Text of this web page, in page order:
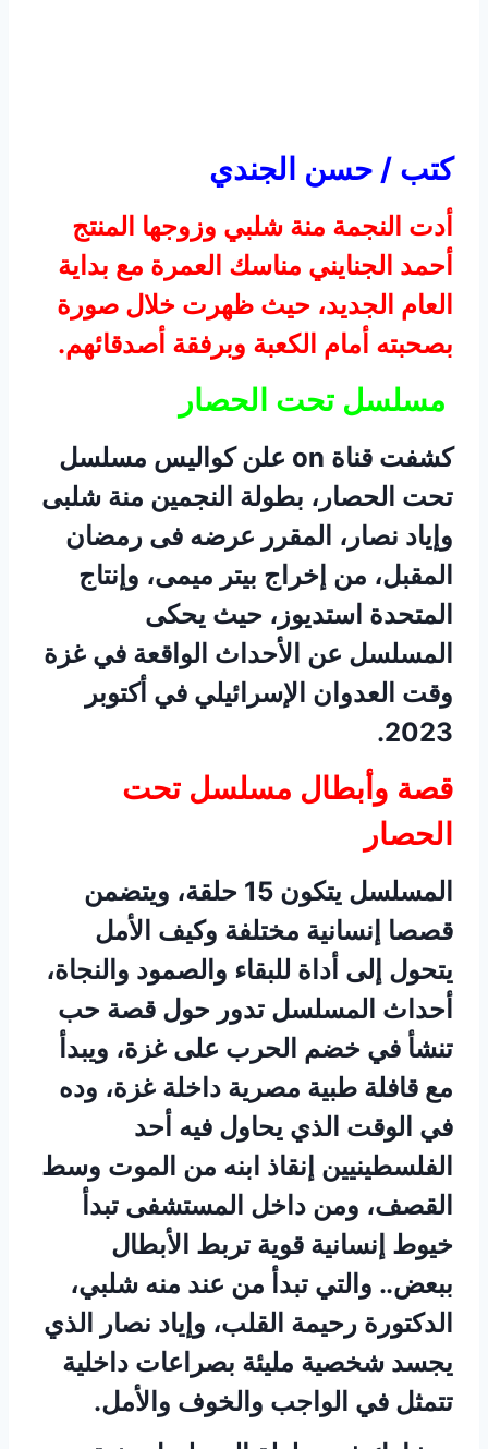
كتب / حسن الجندي
أدت النجمة منة شلبي وزوجها المنتج
أحمد الجنايني مناسك العمرة مع بداية
العام الجديد، حيث ظهرت خلال صورة
بصحبته أمام الكعبة وبرفقة أصدقائهم.
مسلسل تحت الحصار
كشفت قناة on علن كواليس مسلسل
تحت الحصار، بطولة النجمين منة شلبى
وإياد نصار، المقرر عرضه فى رمضان
المقبل، من إخراج بيتر ميمى، وإنتاج
المتحدة استديوز، حيث يحكى
المسلسل عن الأحداث الواقعة في غزة
وقت العدوان الإسرائيلي في أكتوبر
2023.
قصة وأبطال مسلسل تحت
الحصار
المسلسل يتكون 15 حلقة، ويتضمن
قصصا إنسانية مختلفة وكيف الأمل
يتحول إلى أداة للبقاء والصمود والنجاة،
أحداث المسلسل تدور حول قصة حب
تنشأ في خضم الحرب على غزة، ويبدأ
مع قافلة طبية مصرية داخلة غزة، وده
في الوقت الذي يحاول فيه أحد
الفلسطينيين إنقاذ ابنه من الموت وسط
القصف، ومن داخل المستشفى تبدأ
خيوط إنسانية قوية تربط الأبطال
ببعض.. والتي تبدأ من عند منه شلبي،
الدكتورة رحيمة القلب، وإياد نصار الذي
يجسد شخصية مليئة بصراعات داخلية
تتمثل في الواجب والخوف والأمل.